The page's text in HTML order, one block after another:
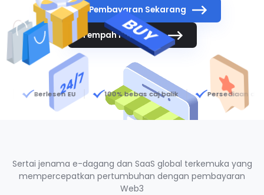
Terima Pembayaran Sekarang
Tempah Panggilan
Berlesen EU 100% bebas caj balik Persediaan dalam
Sertai jenama e-dagang dan SaaS global terkemuka yang
mempercepatkan pertumbuhan dengan pembayaran
Web3